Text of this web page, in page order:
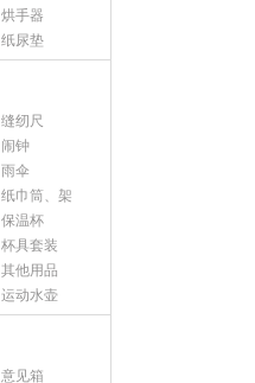
烘手器
纸尿垫
缝纫尺
闹钟
雨伞
纸巾筒、架
保温杯
杯具套装
其他用品
运动水壶
意见箱